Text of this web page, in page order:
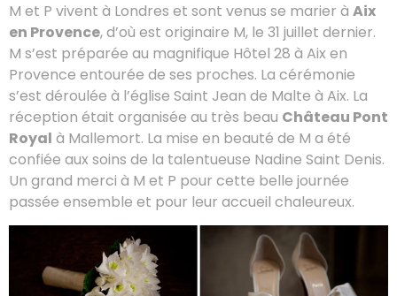
M et P vivent à Londres et sont venus se marier à Aix
en Provence, d’où est originaire M, le 31 juillet dernier.
M s’est préparée au magnifique Hôtel 28 à Aix en
Provence entourée de ses proches. La cérémonie
s’est déroulée à l’église Saint Jean de Malte à Aix. La
réception était organisée au très beau Château Pont
Royal à Mallemort. La mise en beauté de M a été
confiée aux soins de la talentueuse Nadine Saint Denis.
Un grand merci à M et P pour cette belle journée
passée ensemble et pour leur accueil chaleureux.